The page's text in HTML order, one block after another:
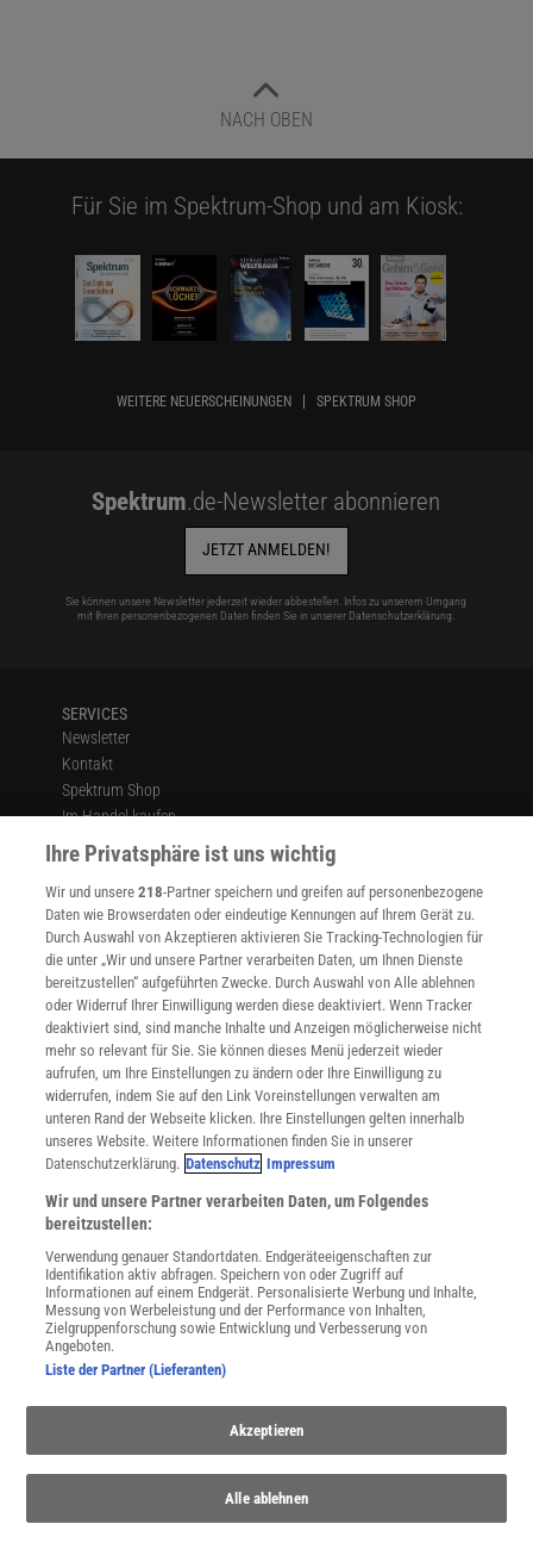
NACH OBEN
Für Sie im Spektrum-Shop und am Kiosk:
WEITERE NEUERSCHEINUNGEN SPEKTRUM SHOP
Spektrum.de-Newsletter abonnieren
JETZT ANMELDEN!
Sie können unsere Newsletter jederzeit wieder abbestellen. Infos zu unserem Umgang
mit Ihren personenbezogenen Daten finden Sie in unserer Datenschutzerklärung
SERVICES
Newsletter
Kontakt
Spektrum Shop
Im Handel kaufen
Presse
Verträge kündigen
Widerruf
INFO
Mediadaten
Datenschutz
Nutzungsbedingungen
Cookie-Einstellungen
Utiq verwalten
Nutzungsbasierte Onlinewerbung
Alle Artikel
Impressum
Angebote für Schulen
Angebote für Institutionen
Sprachen lernen mit Gymglish
Lexika
Für Spektrum schreiben
Zugänglichkeitserklärung
KielSCN
Wissenschaft in die Schulen
SciLogs
Ihre Privatsphäre ist uns wichtig
Wir und unsere218-Partner speichern und greifen auf personenbezogene
Daten wie Browserdaten oder eindeutige Kennungen auf Ihrem Gerät zu.
Durch Auswahl von Akzeptieren aktivieren Sie Tracking-Technologien für
die unter „Wir und unsere Partner verarbeiten Daten, um Ihnen Dienste
bereitzustellen“ aufgeführten Zwecke. Durch Auswahl von Alle ablehnen
oder Widerruf Ihrer Einwilligung werden diese deaktiviert. Wenn Tracker
deaktiviert sind, sind manche Inhalte und Anzeigen möglicherweise nicht
mehr so relevant für Sie. Sie können dieses Menü jederzeit wieder
aufrufen, um Ihre Einstellungen zu ändern oder Ihre Einwilligung zu
widerrufen, indem Sie auf den Link Voreinstellungen verwalten am
unteren Rand der Webseite klicken. Ihre Einstellungen gelten innerhalb
unseres Website. Weitere Informationen finden Sie in unserer
Datenschutzerklärung. Datenschutz Impressum
Wir und unsere Partner verarbeiten Daten, um Folgendes
bereitzustellen:
Verwendung genauer Standortdaten. Endgeräteeigenschaften zur
Identifikation aktiv abfragen. Speichern von oder Zugriff auf
Informationen auf einem Endgerät. Personalisierte Werbung und Inhalte,
Messung von Werbeleistung und der Performance von Inhalten,
Zielgruppenforschung sowie Entwicklung und Verbesserung von
Angeboten.
Liste der Partner (Lieferanten)
Akzeptieren
Alle ablehnen